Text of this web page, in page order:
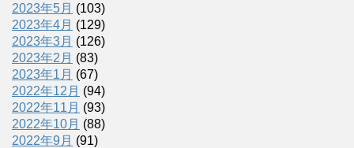
2023年5月 (103)
2023年4月 (129)
2023年3月 (126)
2023年2月 (83)
2023年1月 (67)
2022年12月 (94)
2022年11月 (93)
2022年10月 (88)
2022年9月 (91)